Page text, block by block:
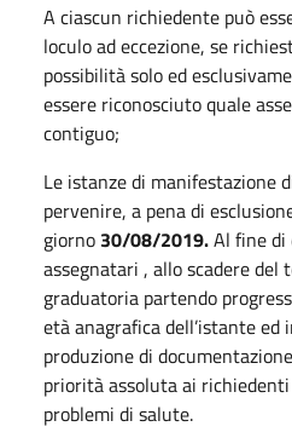
A ciascun richiedente può
loculo ad eccezione, se
possibilità solo ed
essere riconosciuto quale
contiguo;
Le istanze di manifestazione
pervenire, a pena di
giorno 30/08/2019.Al fine
assegnatari , allo scadere
graduatoria partendo
età anagrafica dell’istante ed
produzione di
priorità assoluta ai
problemi di salute.